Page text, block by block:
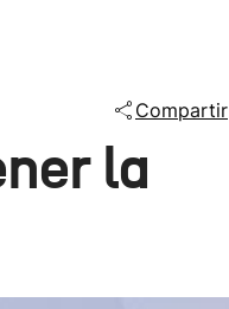
Compartir
la